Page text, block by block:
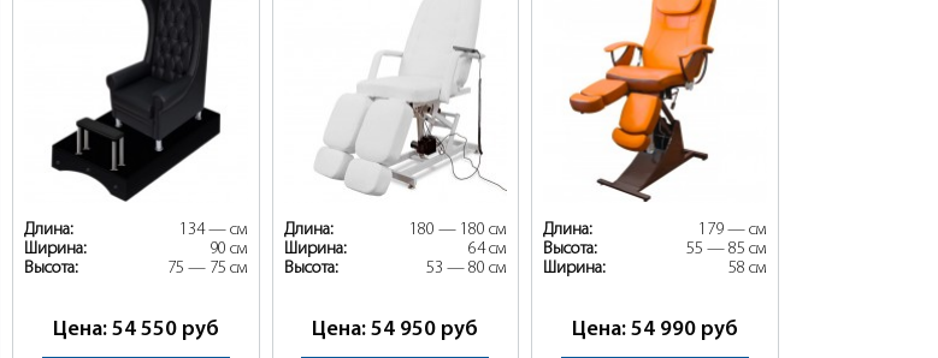
Длина:
134 — см
Ширина:
90 см
Высота:
75 — 75 см
Цена: 54 550 руб
Длина:
180 — 180 см
Ширина:
64 см
Высота:
53 — 80 см
Цена: 54 950 руб
Длина:
179 — см
Высота:
55 — 85 см
Ширина:
58 см
Цена: 54 990 руб